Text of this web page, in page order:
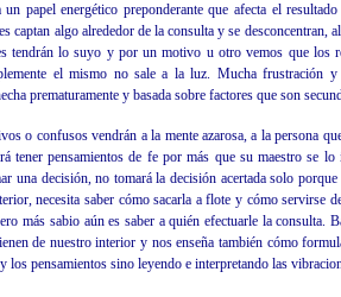
papel energético preponderante que afecta el
captan algo alrededor de la consulta y se desconcentran,
tendrán lo suyo y por un motivo u otro vemos que los
el mismo no sale a la luz. Mucha frustración
prematuramente y basada sobre factores que son
o confusos vendrán a la mente azarosa, a la persona
tener pensamientos de fe por más que su maestro se
una decisión, no tomará la decisión acertada solo porque
necesita saber cómo sacarla a flote y cómo servirse
más sabio aún es saber a quién efectuarle la consulta.
de nuestro interior y nos enseña también cómo
pensamientos sino leyendo e interpretando las